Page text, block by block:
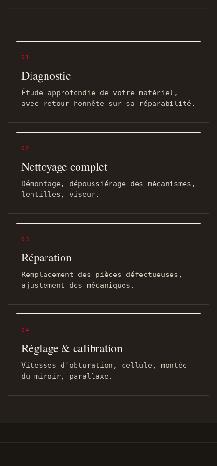
01
Diagnostic
Étude approfondie de votre matériel,
avec retour honnête sur sa réparabilité.
02
Nettoyage complet
Démontage, dépoussiérage des mécanismes,
lentilles, viseur.
03
Réparation
Remplacement des pièces défectueuses,
ajustement des mécaniques.
04
Réglage & calibration
Vitesses d'obturation, cellule, montée
du miroir, parallaxe.